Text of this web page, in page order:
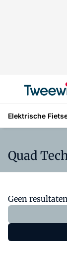
Elektrische
Quad
Geen